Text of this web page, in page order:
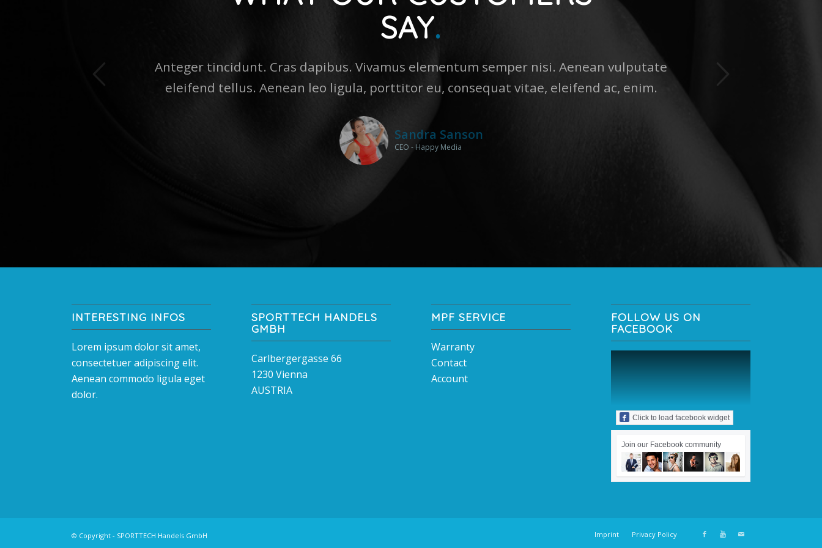
SAY.
Anteger tincidunt. Cras dapibus. Vivamus elementum semper nisi. Aenean vulputate
eleifend tellus. Aenean leo ligula, porttitor eu, consequat vitae, eleifend ac, enim.
Sandra Sanson
CEO - Happy Media
Weiter
INTERESTING INFOS
Lorem ipsum dolor sit amet,
consectetuer adipiscing elit.
Aenean commodo ligula eget
dolor.
SPORTTECH HANDELS
GMBH
Carlbergergasse 66
1230 Vienna
AUSTRIA
MPF SERVICE
Warranty
Contact
Account
FOLLOW US ON
FACEBOOK
Click to load facebook widget
Join our Facebook community
© Copyright - SPORTTECH Handels GmbH Imprint Privacy Policy